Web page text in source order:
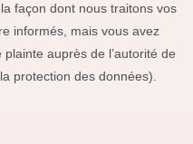
façon dont nous traitons vos
informés, mais vous avez
auprès de l’autorité de
protection des données).